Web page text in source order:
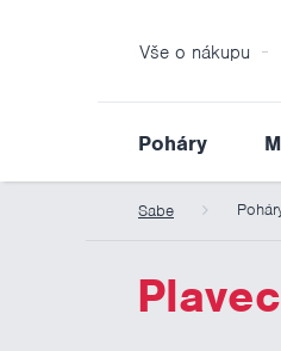
Vše o nákupu
Poháry
Sabe